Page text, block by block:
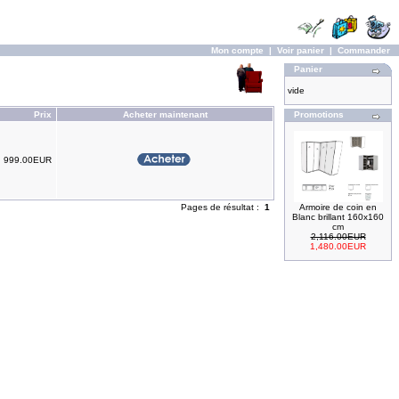
Mon compte | Voir panier | Commander
Prix Acheter maintenant
999.00EUR
Pages de résultat : 1
Panier
vide
Promotions
Armoire de coin en
Blanc brillant 160x160
cm
2,116.00EUR
1,480.00EUR